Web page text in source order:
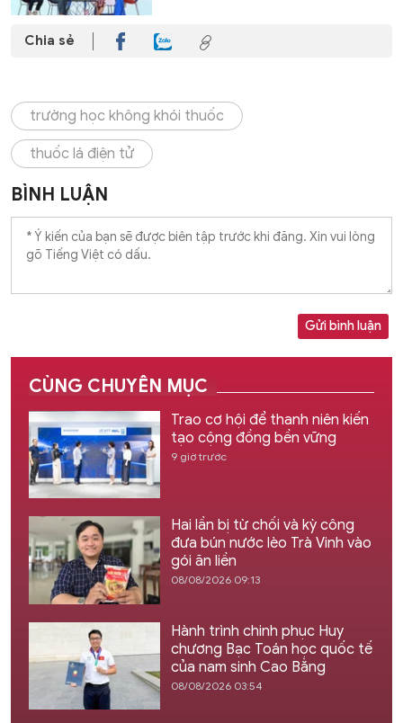
Chia sẻ
trường học không khói thuốc
thuốc lá điện tử
BÌNH LUẬN
Gửi bình luận
CÙNG CHUYÊN MỤC
Trao cơ hội để thanh niên kiến
tạo cộng đồng bền vững
9 giờ trước
Hai lần bị từ chối và kỳ công
đưa bún nước lèo Trà Vinh vào
gói ăn liền
08/08/2026 09:13
Hành trình chinh phục Huy
chương Bạc Toán học quốc tế
của nam sinh Cao Bằng
08/08/2026 03:54